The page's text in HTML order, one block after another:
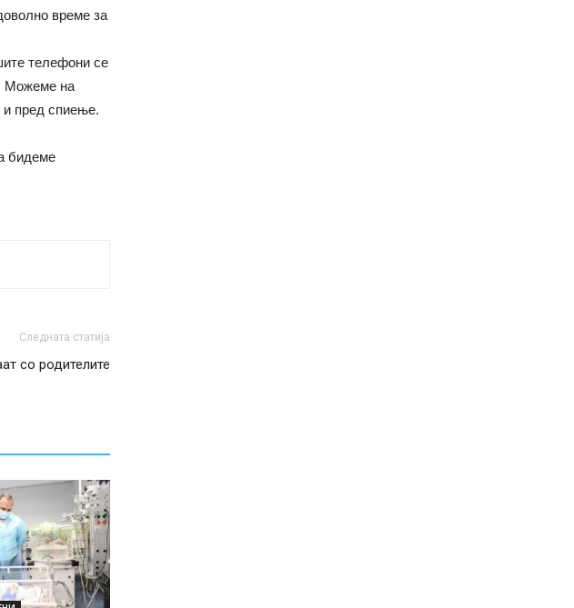
време за
телефони се
Можеме на
и пред спиење.
бидеме
Следната статија
со родителите